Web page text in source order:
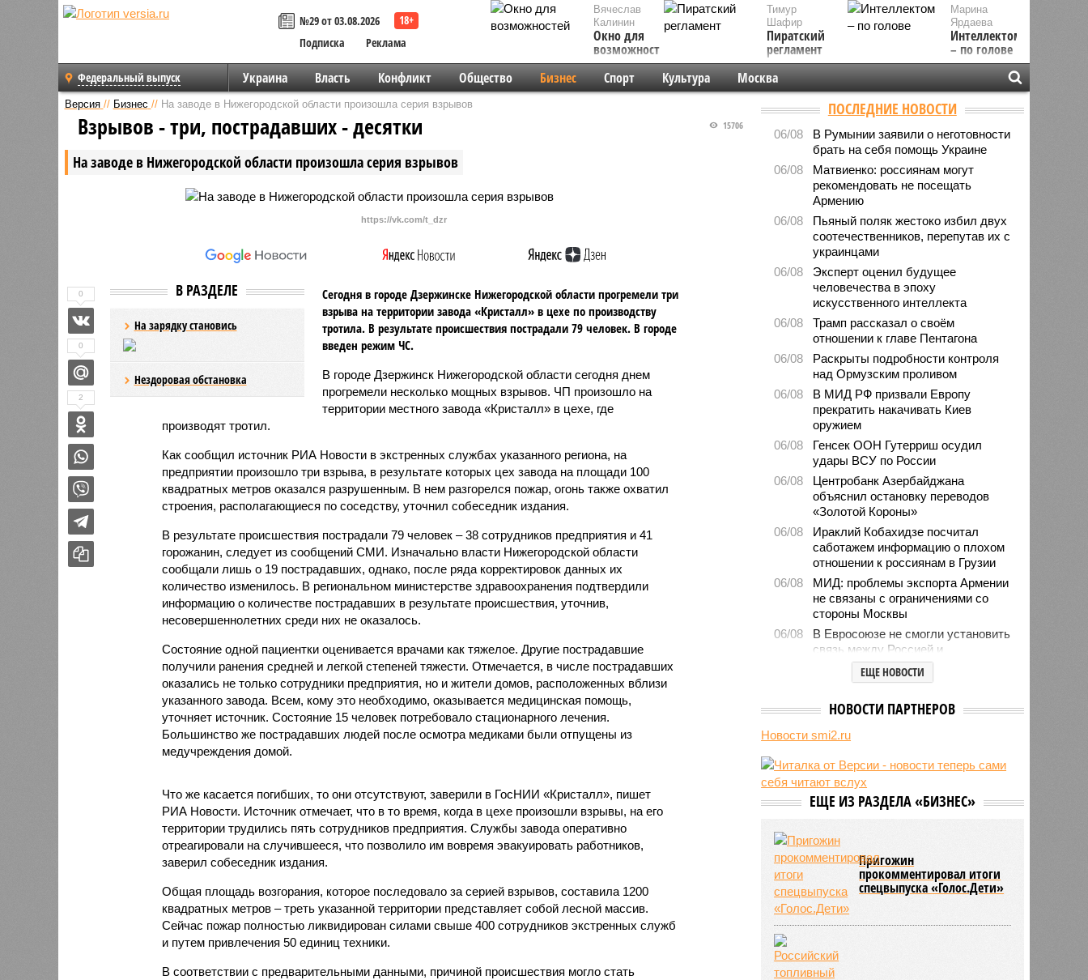
№29 от 03.08.2026
Подписка
Реклама
Вячеслав
Калинин
Окно для
возможностей
Марина
Ярдаева
Интеллектом
– по голове
Тимур
Шафир
Пиратский
регламент
Федеральный выпуск Украина Власть Конфликт Общество Бизнес Спорт Культура Москва
Версия // Бизнес // На заводе в Нижегородской области произошла серия взрывов
На заводе в Нижегородской области произошла серия взрывов
15706
Взрывов - три, пострадавших - десятки
https://vk.com/t_dzr
В РАЗДЕЛЕ
На зарядку становись
Нездоровая обстановка
Сегодня в городе Дзержинске Нижегородской области прогремели три
взрыва на территории завода «Кристалл» в цехе по производству
тротила. В результате происшествия пострадали 79 человек. В городе
введен режим ЧС.
В городе Дзержинск Нижегородской области сегодня днем
прогремели несколько мощных взрывов. ЧП произошло на
территории местного завода «Кристалл» в цехе, где
производят тротил.
Как сообщил источник РИА Новости в экстренных службах указанного региона, на
предприятии произошло три взрыва, в результате которых цех завода на площади 100
квадратных метров оказался разрушенным. В нем разгорелся пожар, огонь также охватил
строения, располагающиеся по соседству, уточнил собеседник издания.
В результате происшествия пострадали 79 человек – 38 сотрудников предприятия и 41
горожанин, следует из сообщений СМИ. Изначально власти Нижегородской области
сообщали лишь о 19 пострадавших, однако, после ряда корректировок данных их
количество изменилось. В региональном министерстве здравоохранения подтвердили
информацию о количестве пострадавших в результате происшествия, уточнив,
несовершеннолетних среди них не оказалось.
Состояние одной пациентки оценивается врачами как тяжелое. Другие пострадавшие
получили ранения средней и легкой степеней тяжести. Отмечается, в числе пострадавших
оказались не только сотрудники предприятия, но и жители домов, расположенных вблизи
указанного завода. Всем, кому это необходимо, оказывается медицинская помощь,
уточняет источник. Состояние 15 человек потребовало стационарного лечения.
Большинство же пострадавших людей после осмотра медиками были отпущены из
медучреждения домой.
Что же касается погибших, то они отсутствуют, заверили в ГосНИИ «Кристалл», пишет
РИА Новости. Источник отмечает, что в то время, когда в цехе произошли взрывы, на его
территории трудились пять сотрудников предприятия. Службы завода оперативно
отреагировали на случившееся, что позволило им вовремя эвакуировать работников,
заверил собеседник издания.
Общая площадь возгорания, которое последовало за серией взрывов, составила 1200
квадратных метров – треть указанной территории представляет собой лесной массив.
Сейчас пожар полностью ликвидирован силами свыше 400 сотрудников экстренных служб
и путем привлечения 50 единиц техники.
В соответствии с предварительными данными, причиной происшествия могло стать
0
0
2
ПОСЛЕДНИЕ НОВОСТИ
06/08
В Румынии заявили о неготовности
брать на себя помощь Украине
06/08
Матвиенко: россиянам могут
рекомендовать не посещать
Армению
06/08
Пьяный поляк жестоко избил двух
соотечественников, перепутав их с
украинцами
06/08
Эксперт оценил будущее
человечества в эпоху
искусственного интеллекта
06/08
Трамп рассказал о своём
отношении к главе Пентагона
06/08
Раскрыты подробности контроля
над Ормузским проливом
06/08
В МИД РФ призвали Европу
прекратить накачивать Киев
оружием
06/08
Генсек ООН Гутерриш осудил
удары ВСУ по России
06/08
Центробанк Азербайджана
объяснил остановку переводов
«Золотой Короны»
06/08
Ираклий Кобахидзе посчитал
саботажем информацию о плохом
отношении к россиянам в Грузии
06/08
МИД: проблемы экспорта Армении
не связаны с ограничениями со
стороны Москвы
06/08
В Евросоюзе не смогли установить
связь между Россией и
миграционным кризисом в Сеуте
Ямпольская объяснила причины
ведущие вузы страны
06/08
Euractiv: закрытие границы с
экономики Финляндии
06/08
Минобрнауки осенью примет
решение о правилах приёма на
ЕЩЕ НОВОСТИ
НОВОСТИ ПАРТНЕРОВ
Новости smi2.ru
ЕЩЕ ИЗ РАЗДЕЛА «БИЗНЕС»
Пригожин
прокомментировал итоги
спецвыпуска «Голос.Дети»